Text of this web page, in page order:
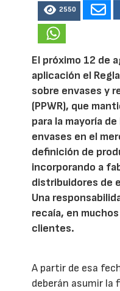
2550
El próximo 12 de
aplicación el
sobre envases y
(PPWR), que
para la mayoría
envases en el
definición de
incorporando a
distribuidores de
Una
recaía, en
clientes.
A partir de esa
deberán asumir la